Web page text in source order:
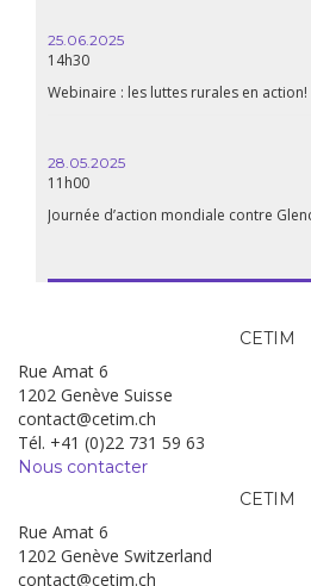
25.06.2025
14h30
Webinaire : les luttes rurales en action!
28.05.2025
11h00
Journée d’action mondiale contre
CETIM
Rue Amat 6
1202 Genève Suisse
contact@cetim.ch
Tél. +41 (0)22 731 59 63
Nous contacter
CETIM
Rue Amat 6
1202 Genève Switzerland
contact@cetim.ch